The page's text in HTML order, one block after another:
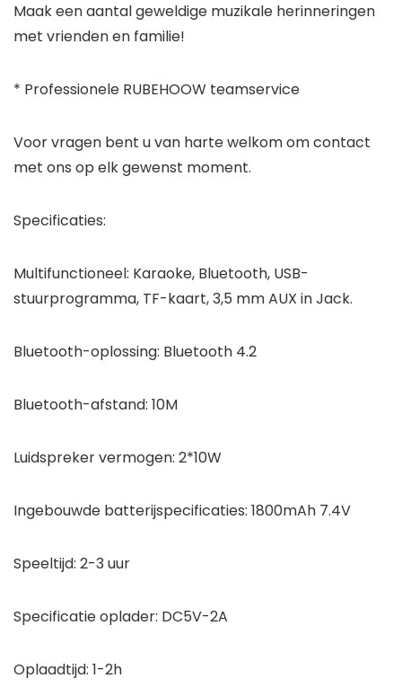
Maak een aantal geweldige muzikale herinneringen
met vrienden en familie!
* Professionele RUBEHOOW teamservice
Voor vragen bent u van harte welkom om contact
met ons op elk gewenst moment.
Specificaties:
Multifunctioneel: Karaoke, Bluetooth, USB-
stuurprogramma, TF-kaart, 3,5 mm AUX in Jack.
Bluetooth-oplossing: Bluetooth 4.2
Bluetooth-afstand: 10M
Luidspreker vermogen: 2*10W
Ingebouwde batterijspecificaties: 1800mAh 7.4V
Speeltijd: 2-3 uur
Specificatie oplader: DC5V-2A
Oplaadtijd: 1-2h